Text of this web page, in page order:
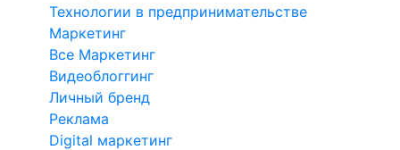
Технологии в предпринимательстве
Маркетинг
Все Маркетинг
Видеоблоггинг
Личный бренд
Реклама
Digital маркетинг